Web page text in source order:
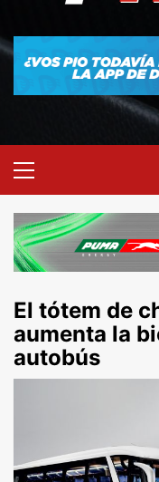
El tótem de
aumenta la
autobús